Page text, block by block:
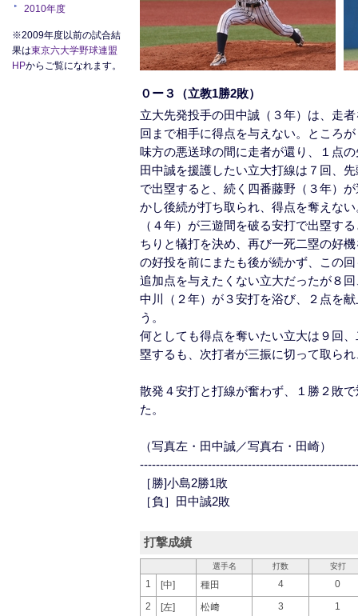
2010年度
※2009年度以前の試合結
果は東京六大学野球連盟
HPからご覧になれます。
０ー３（立教1勝2敗）
立大先発投手の田中誠（３年）は、走
回まで相手に得点を与えない。ところ
味方の悪送球の間に走者が還り、１点
田中誠を援護したい立大打線は７回、
で出塁すると、続く四番藤野（３年）
かし後続が打ち取られ、得点を奪えな
（４年）が三遊間を破る安打で出塁す
ちりと犠打を決め、再び一死二塁の好
の好投を前にまたも後が続かず、この
追加点を与えたくない立大だったが８
中川（２年）が３安打を浴び、２点を
う。
何としても得点を奪いたい立大は９回
塁するも、次打者が三振に切って取ら
散発４安打と打線が奮わず、１勝２敗
た。
（写真左・田中誠／写真右・田崎）
［勝]小島2勝1敗
［負］田中誠2敗
打撃成績
選手名 打数 安打
1 [中] 種田 4
0
2
[左] 松﨑 3 1